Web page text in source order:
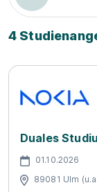
4
Duales
01.10.2026
89081 Ulm